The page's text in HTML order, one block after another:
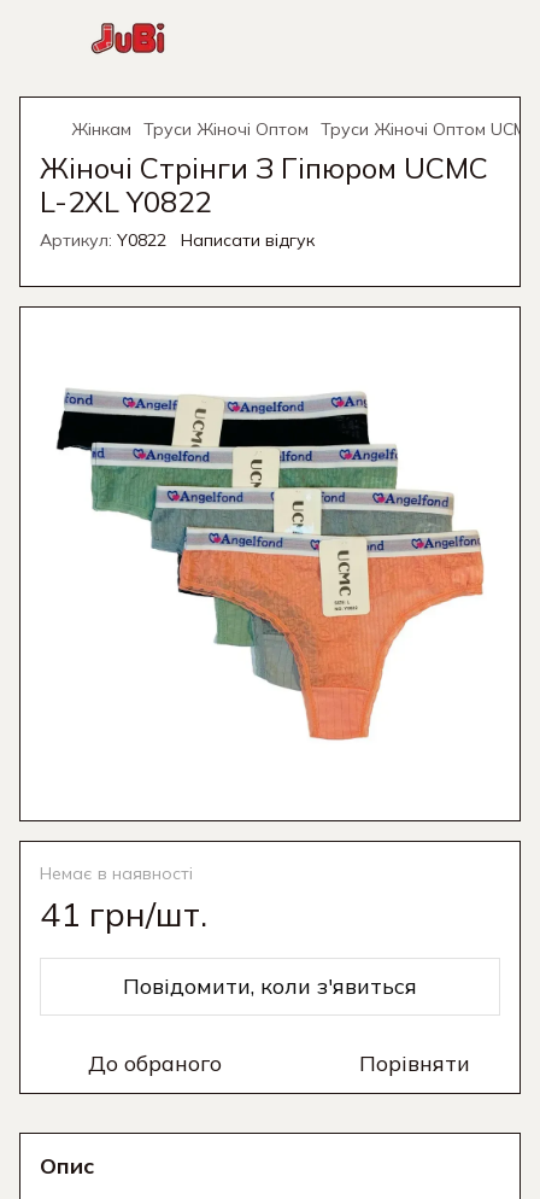
Жінкам Труси Жіночі Оптом Труси Жіночі Оптом UCMC
Жіночі Стрінги З Гіпюром UCMC
L-2XL Y0822
Артикул: Y0822 Написати відгук
Немає в наявності
41 грн/шт.
Повідомити, коли з'явиться
До обраного Порівняти
Опис